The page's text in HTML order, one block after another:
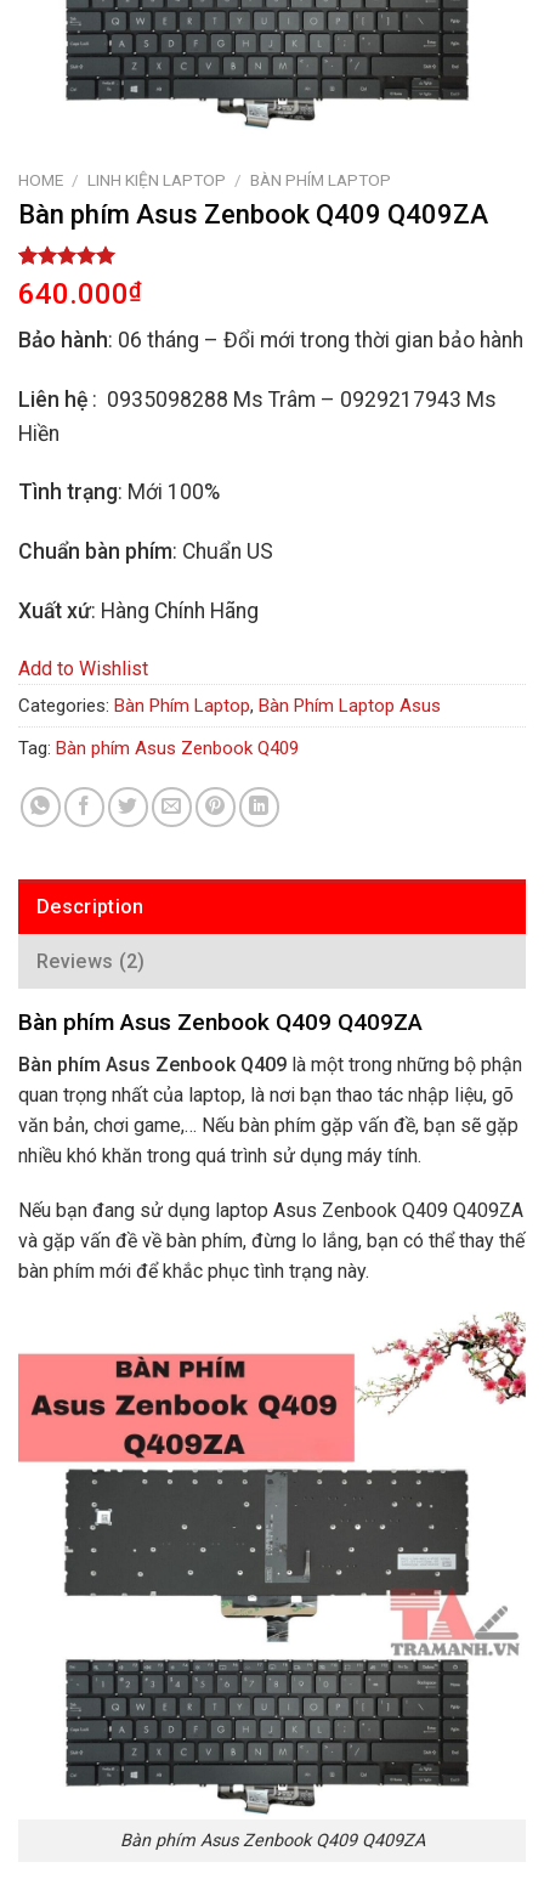
HOME / LINH KIỆN LAPTOP / BÀN PHÍM LAPTOP
Bàn phím Asus Zenbook Q409 Q409ZA
Rated
5.00
out of 5
2
customer
640.000₫
Bảo hành: 06 tháng – Đổi mới trong thời gian bảo hành
Liên hệ : 0935098288 Ms Trâm – 0929217943 Ms
Hiền
Tình trạng: Mới 100%
Chuẩn bàn phím: Chuẩn US
Xuất xứ: Hàng Chính Hãng
Add to Wishlist
Categories: Bàn Phím Laptop, Bàn Phím Laptop Asus
Tag: Bàn phím Asus Zenbook Q409
Description
Reviews (2)
Bàn phím Asus Zenbook Q409 Q409ZA
Bàn phím Asus Zenbook Q409 là một trong những bộ phận
quan trọng nhất của laptop, là nơi bạn thao tác nhập liệu, gõ
văn bản, chơi game,… Nếu bàn phím gặp vấn đề, bạn sẽ gặp
nhiều khó khăn trong quá trình sử dụng máy tính.
Nếu bạn đang sử dụng laptop Asus Zenbook Q409 Q409ZA
và gặp vấn đề về bàn phím, đừng lo lắng, bạn có thể thay thế
bàn phím mới để khắc phục tình trạng này.
Bàn phím Asus Zenbook Q409 Q409ZA